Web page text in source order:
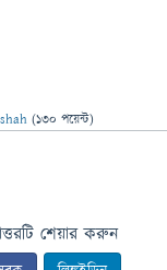
(130 পয়েন্ট)
শেয়ার করুন